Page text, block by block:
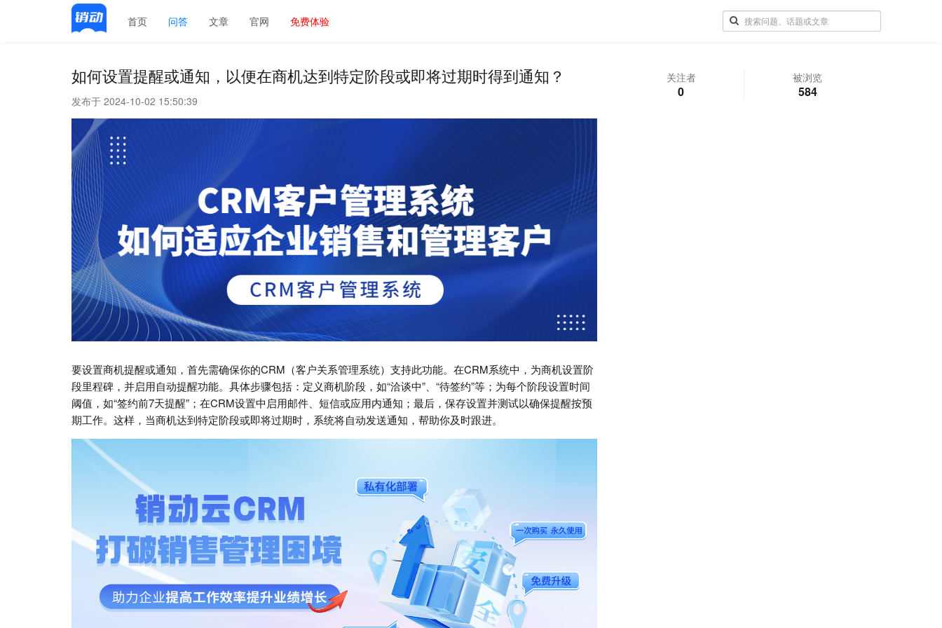
首页 问答 文章 官网 免费体验
如何设置提醒或通知，以便在商机达到特定阶段或即将过期时得到通知？
发布于 2024-10-02 15:50:39
要设置商机提醒或通知，首先需确保你的CRM（客户关系管理系统）支持此功能。在CRM系统中，为商机设置阶
段里程碑，并启用自动提醒功能。具体步骤包括：定义商机阶段，如“洽谈中”、“待签约”等；为每个阶段设置时间
阈值，如“签约前7天提醒”；在CRM设置中启用邮件、短信或应用内通知；最后，保存设置并测试以确保提醒按预
期工作。这样，当商机达到特定阶段或即将过期时，系统将自动发送通知，帮助你及时跟进。
关注者
0
被浏览
584